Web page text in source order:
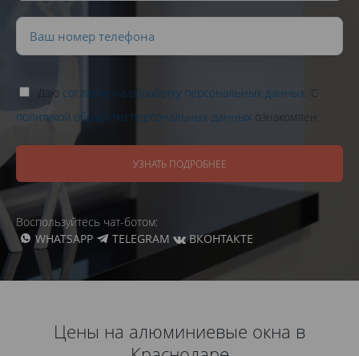
Даю согласие на обработку персональных данных . С
политикой обработки персональных данных ознакомлен.
УЗНАТЬ ПОДРОБНЕЕ
Воспользуйтесь чат-ботом:
WHATSAPP
TELEGRAM ВКОНТАКТЕ
Цены на алюминиевые окна в